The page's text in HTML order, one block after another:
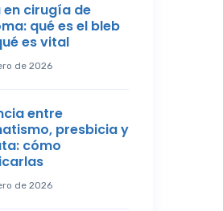
en cirugía de
qué es el bleb
es vital
de 2026
entre
presbicia y
cómo
de 2026